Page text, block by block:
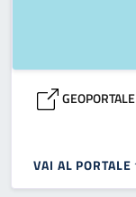
GEOPORTALE
VAI AL PORTALE